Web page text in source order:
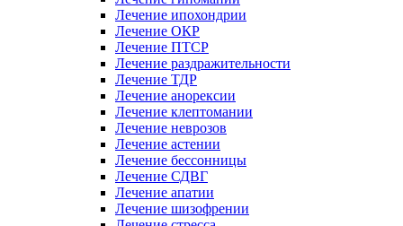
Лечение ипохондрии
Лечение ОКР
Лечение ПТСР
Лечение раздражительности
Лечение ТДР
Лечение анорексии
Лечение клептомании
Лечение неврозов
Лечение астении
Лечение бессонницы
Лечение СДВГ
Лечение апатии
Лечение шизофрении